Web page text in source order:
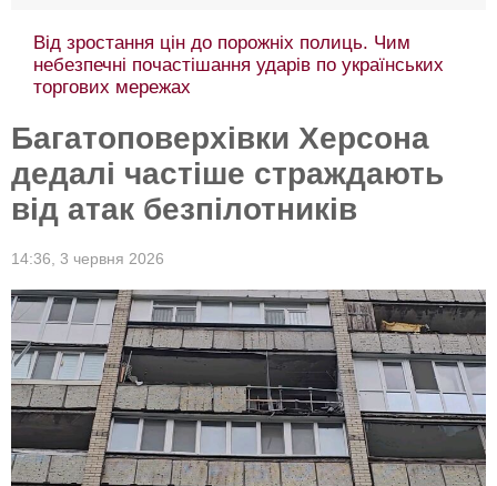
Від зростання цін до порожніх полиць. Чим
небезпечні почастішання ударів по українських
торгових мережах
Багатоповерхівки Херсона
дедалі частіше страждають
від атак безпілотників
14:36, 3 червня 2026